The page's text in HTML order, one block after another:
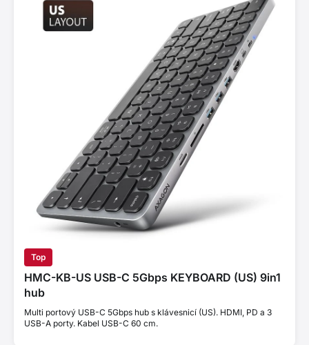
Top
HMC-KB-US USB-C 5Gbps KEYBOARD (US) 9in1
hub
Multi portový USB-C 5Gbps hub s klávesnicí (US). HDMI, PD a 3
USB-A porty. Kabel USB-C 60 cm.